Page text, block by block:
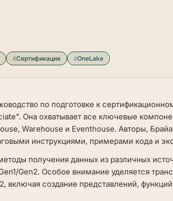
#Сертификация #OneLake
по подготовке к
Она охватывает все ключевые
Warehouse и Eventhouse. Авторы,
инструкциями, примерами кода и
получения данных из различных
Gen2. Особое внимание уделяется
включая создание представлений,